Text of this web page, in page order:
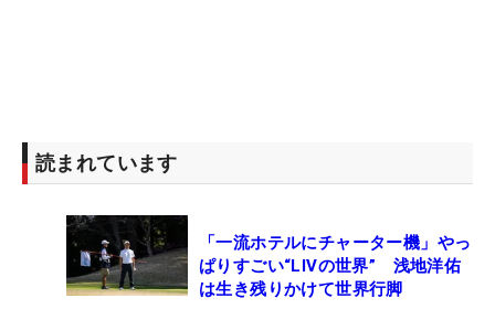
読まれています
「一流ホテルにチャーター機」やっ
ぱりすごい“LIVの世界” 浅地洋佑
は生き残りかけて世界行脚